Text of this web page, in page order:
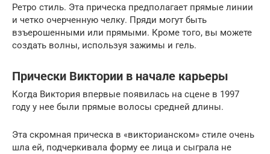
Ретро стиль. Эта прическа предполагает прямые линии
и четко очерченную челку. Пряди могут быть
взъерошенными или прямыми. Кроме того, вы можете
создать волны, используя зажимы и гель.
Прически Виктории в начале карьеры
Когда Виктория впервые появилась на сцене в 1997
году у нее были прямые волосы средней длины.
Эта скромная прическа в «викторианском» стиле очень
шла ей, подчеркивала форму ее лица и сыграла не